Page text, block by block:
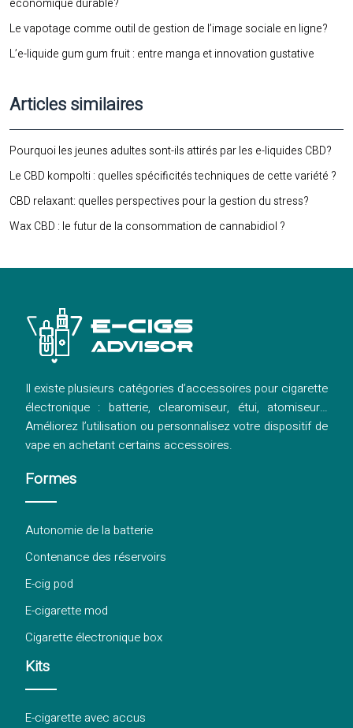
économique durable?
Le vapotage comme outil de gestion de l’image sociale en ligne?
L’e-liquide gum gum fruit : entre manga et innovation gustative
Articles similaires
Pourquoi les jeunes adultes sont-ils attirés par les e-liquides CBD?
Le CBD kompolti : quelles spécificités techniques de cette variété ?
CBD relaxant: quelles perspectives pour la gestion du stress?
Wax CBD : le futur de la consommation de cannabidiol ?
Il existe plusieurs catégories d’accessoires pour cigarette
électronique : batterie, clearomiseur, étui, atomiseur…
Améliorez l’utilisation ou personnalisez votre dispositif de
vape en achetant certains accessoires.
Formes
Autonomie de la batterie
Contenance des réservoirs
E-cig pod
E-cigarette mod
Cigarette électronique box
Kits
E-cigarette avec accus